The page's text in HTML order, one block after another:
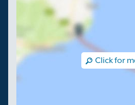
Click for